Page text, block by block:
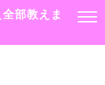
部教えま